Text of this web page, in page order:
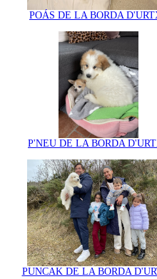
POÁS DE LA BORDA
P'NEU DE LA BORDA
PUNCAK DE LA BORDA